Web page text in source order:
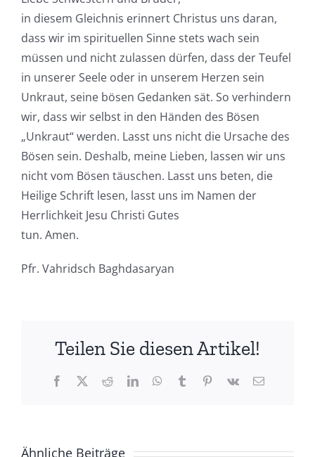
in diesem Gleichnis erinnert Christus uns daran,
dass wir im spirituellen Sinne stets wach sein
müssen und nicht zulassen dürfen, dass der Teufel
in unserer Seele oder in unserem Herzen sein
Unkraut, seine bösen Gedanken sät. So verhindern
wir, dass wir selbst in den Händen des Bösen
„Unkraut“ werden. Lasst uns nicht die Ursache des
Bösen sein. Deshalb, meine Lieben, lassen wir uns
nicht vom Bösen täuschen. Lasst uns beten, die
Heilige Schrift lesen, lasst uns im Namen der
Herrlichkeit Jesu Christi Gutes
tun. Amen.
Pfr. Vahridsch Baghdasaryan
Teilen Sie diesen Artikel!
Facebook
X RedditLinkedInWhatsApp
TumblrPinterest
Vk
E-
Ähnliche Beiträge